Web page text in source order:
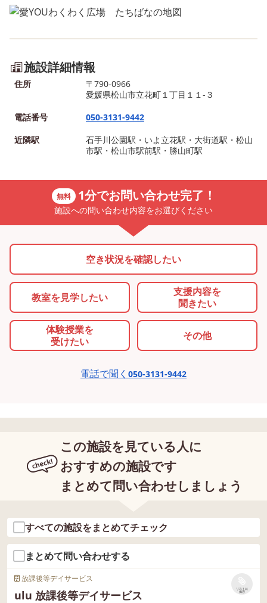
は、割れると「おぉ～！」と
んな疲れ果てて帰りの車内で
日は廃材制作をしたよ🍀 お菓
子の箱や段ボールなどを使っ
て、みんな何を作るのか
な…？ 今、大流行している
たり、建物を作っていました
✨ 想像力を働かせ、巧緻性が
プール遊びをしたよ😊 ７月最
後の日！みんなで水のかけあ
いをしたりして楽しめたね🌈
「何秒、息を止めてられるか
な？」息止め大会も大盛り上
がり🔥 ７月が終わり、８月も
色んなイベントが盛りだくさ
ん！！！ 熱中症に十分注意し
ながら、楽しい思い出をい～
～っぱい作ろうね🥰
７月２１日は科学博物館
ている特別展の「働くの
😊 ７月２３日はそうめん
お腹いっぱいになったね
年も流しそうめんしよう
子を乗せていくので、お
みに🥰
施設詳細情報
住所
〒790-0966
愛媛県松山市立花町１丁目１１-３
電話番号
050-3131-9442
近隣駅
石手川公園駅・いよ立花駅・大街道駅・松山
市駅・松山市駅前駅・勝山町駅
無料 1分でお問い合わせ完了！
施設への問い合わせ内容をお選びください
空き状況を確認したい
教室を見学したい
支援内容を
聞きたい
体験授業を
受けたい
その他
電話で聞く 050-3131-9442
この施設を見ている人に
おすすめの施設です
まとめて問い合わせしましょう
すべての施設をまとめてチェック
まとめて問い合わせする
放課後等デイサービス
ulu 放課後等デイサービス
リストに
保存